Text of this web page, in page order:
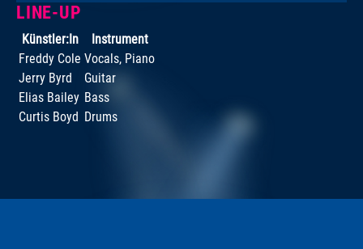
LINE-UP
Künstler:In
Instrument
Freddy Cole Vocals, Piano
Jerry Byrd
Guitar
Elias Bailey Bass
Curtis Boyd Drums